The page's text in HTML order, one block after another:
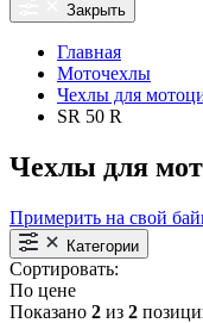
Закрыть
Главная
Моточехлы
Чехлы для
SR 50 R
Чехлы для
Примерить на свой
Категории
Сортировать:
По цене
Показано 2 из 2